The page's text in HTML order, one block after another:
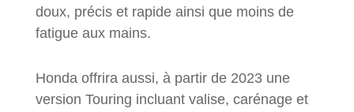
doux, précis et rapide ainsi que moins de
fatigue aux mains.
Honda offrira aussi, à partir de 2023 une
version Touring incluant valise, carénage et